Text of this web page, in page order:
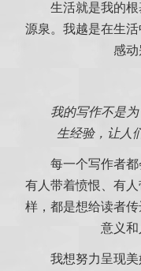
生活就是我的
源泉。我越是在生
感动
我的写作不是
生经验，让人
每一个写作者都
有人带着愤恨、有
样，都是想给读者
意义和
我想努力呈现